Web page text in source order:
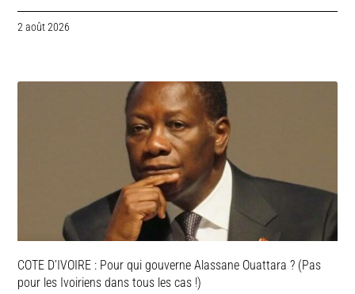
2 août 2026
COTE D’IVOIRE : Pour qui gouverne Alassane Ouattara ? (Pas
pour les Ivoiriens dans tous les cas !)